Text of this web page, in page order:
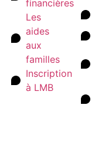
financières
Les
aides
aux
familles
Inscription
à LMB